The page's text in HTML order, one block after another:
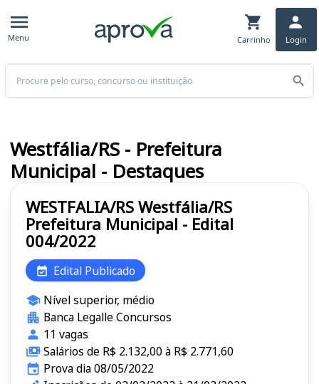
Menu Carrinho Login
Buscar
WESTFALIA/RS Westfália/RS
Prefeitura Municipal - Edital
004/2022
Edital Publicado
Nível superior, médio
Banca Legalle Concursos
11 vagas
Salários de R$ 2.132,00 à R$ 2.771,60
Prova dia 08/05/2022
Westfália/RS - Prefeitura
Municipal - Destaques